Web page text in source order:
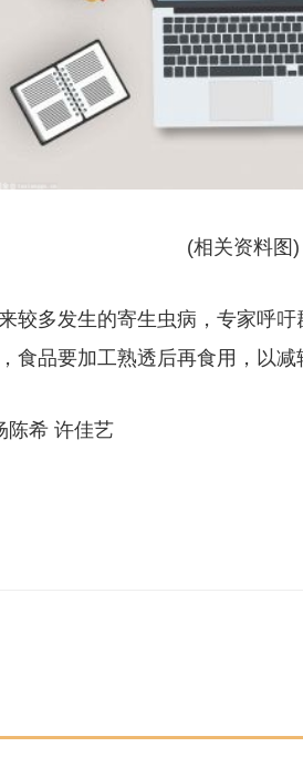
(相关资料图)
较多发生的寄生虫病，专家呼
食品要加工熟透后再食用，以减
陈希 许佳艺